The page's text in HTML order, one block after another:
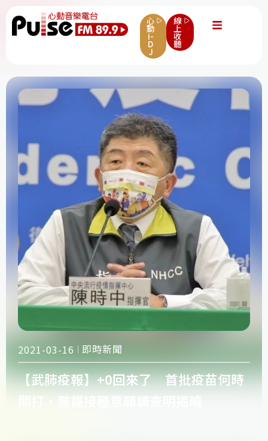
心
動
i-
D
J
線
上
收
聽
2021-03-16 即時新聞
【武肺疫報】+0回來了 首批疫苗何時
開打、醫護接種意願調查明揭曉